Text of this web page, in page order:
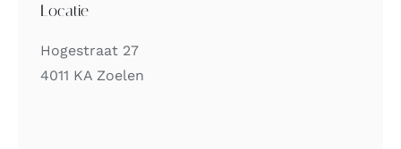
Locatie
Hogestraat 27
4011 KA Zoelen